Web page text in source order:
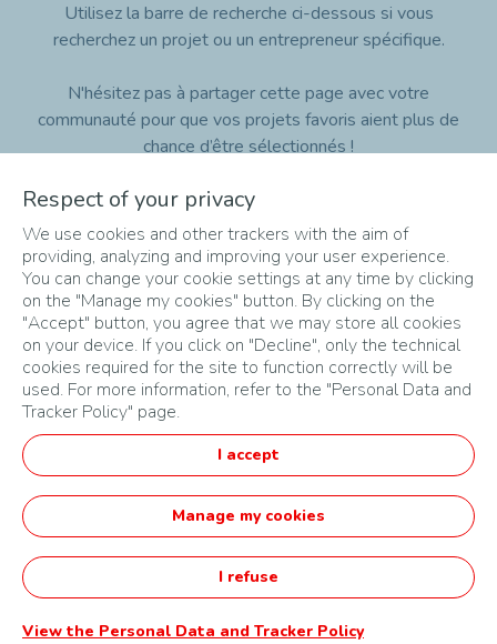
Utilisez la barre de recherche ci-dessous si vous
recherchez un projet ou un entrepreneur spécifique.
N'hésitez pas à partager cette page avec votre
communauté pour que vos projets favoris aient plus de
chance d’être sélectionnés !
sort
No hay resultados
MAPA DEL SITIO
CONDICIONES DEL SERVICIO
POLÍTICA DE PRIVACIDAD
Español
Startupper of the Year Challenge by TotalEnergies -
Powered by Agorize
Respect of your privacy
We use cookies and other trackers with the aim of
providing, analyzing and improving your user experience.
You can change your cookie settings at any time by clicking
on the "Manage my cookies" button. By clicking on the
"Accept" button, you agree that we may store all cookies
on your device. If you click on "Decline", only the technical
cookies required for the site to function correctly will be
used. For more information, refer to the "Personal Data and
Tracker Policy" page.
I accept
Manage my cookies
I refuse
View the Personal Data and Tracker Policy